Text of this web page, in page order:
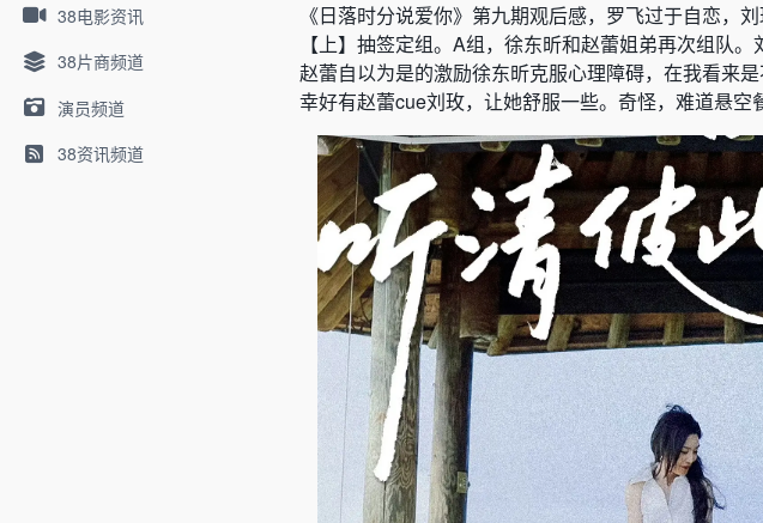
38电影资讯
38片商频道
演员频道
38资讯频道
《日落时分说爱你》第九期观后感，罗飞过于自恋，
【上】抽签定组。A组，徐东昕和赵蕾姐弟再次组队
赵蕾自以为是的激励徐东昕克服心理障碍，在我看来
幸好有赵蕾cue刘玫，让她舒服一些。奇怪，难道悬空